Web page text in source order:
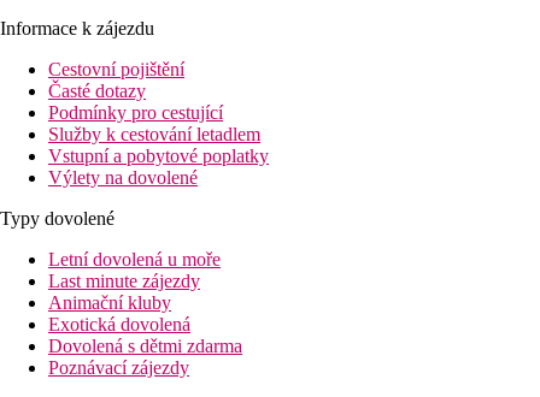
Informace k zájezdu
Cestovní pojištění
Časté dotazy
Podmínky pro cestující
Služby k cestování letadlem
Vstupní a pobytové poplatky
Výlety na dovolené
Typy dovolené
Letní dovolená u moře
Last minute zájezdy
Animační kluby
Exotická dovolená
Dovolená s dětmi zdarma
Poznávací zájezdy